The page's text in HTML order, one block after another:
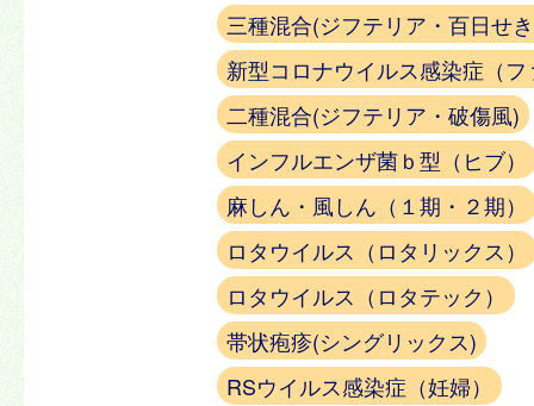
三種混合(ジフテリア・百日せ
新型コロナウイルス感染症（
二種混合(ジフテリア・破傷風)
インフルエンザ菌ｂ型（ヒブ）
麻しん・風しん（１期・２期）
ロタウイルス（ロタリックス）
ロタウイルス（ロタテック）
帯状疱疹(シングリックス)
RSウイルス感染症（妊婦）